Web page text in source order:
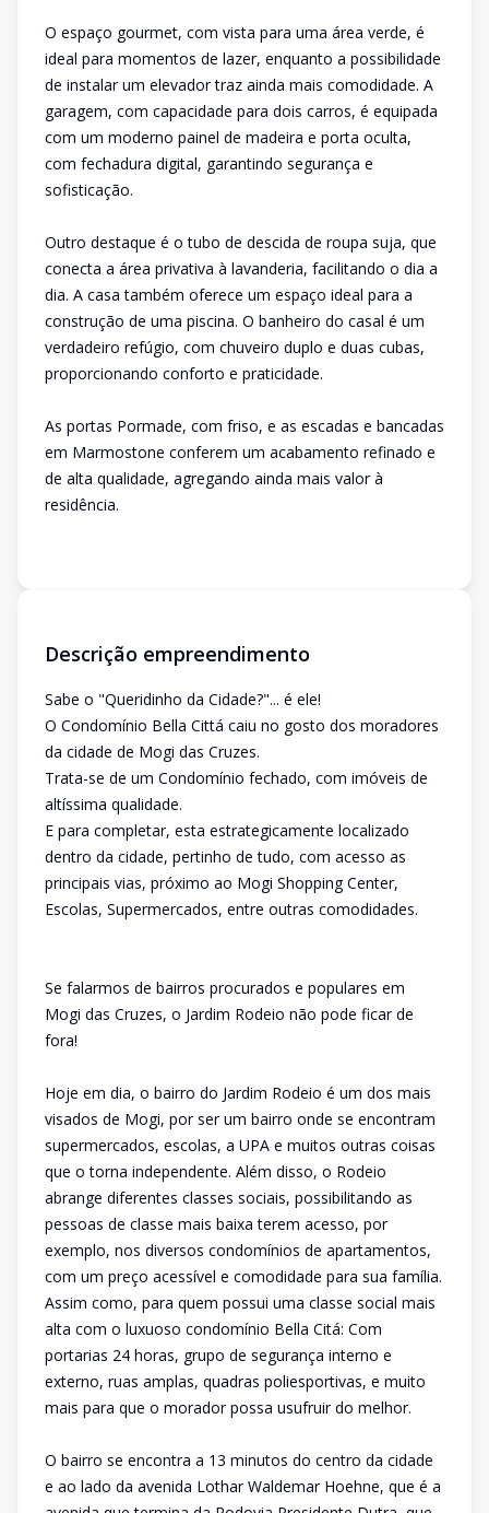
O espaço gourmet, com vista para uma área verde, é
ideal para momentos de lazer, enquanto a possibilidade
de instalar um elevador traz ainda mais comodidade. A
garagem, com capacidade para dois carros, é equipada
com um moderno painel de madeira e porta oculta,
com fechadura digital, garantindo segurança e
sofisticação.
Outro destaque é o tubo de descida de roupa suja, que
conecta a área privativa à lavanderia, facilitando o dia a
dia. A casa também oferece um espaço ideal para a
construção de uma piscina. O banheiro do casal é um
verdadeiro refúgio, com chuveiro duplo e duas cubas,
proporcionando conforto e praticidade.
As portas Pormade, com friso, e as escadas e bancadas
em Marmostone conferem um acabamento refinado e
de alta qualidade, agregando ainda mais valor à
residência.
Descrição empreendimento
Sabe o "Queridinho da Cidade?"... é ele!
O Condomínio Bella Cittá caiu no gosto dos moradores
da cidade de Mogi das Cruzes.
Trata-se de um Condomínio fechado, com imóveis de
altíssima qualidade.
E para completar, esta estrategicamente localizado
dentro da cidade, pertinho de tudo, com acesso as
principais vias, próximo ao Mogi Shopping Center,
Escolas, Supermercados, entre outras comodidades.
Se falarmos de bairros procurados e populares em
Mogi das Cruzes, o Jardim Rodeio não pode ficar de
fora!
Hoje em dia, o bairro do Jardim Rodeio é um dos mais
visados de Mogi, por ser um bairro onde se encontram
supermercados, escolas, a UPA e muitos outras coisas
que o torna independente. Além disso, o Rodeio
abrange diferentes classes sociais, possibilitando as
pessoas de classe mais baixa terem acesso, por
exemplo, nos diversos condomínios de apartamentos,
com um preço acessível e comodidade para sua família.
Assim como, para quem possui uma classe social mais
alta com o luxuoso condomínio Bella Citá: Com
portarias 24 horas, grupo de segurança interno e
externo, ruas amplas, quadras poliesportivas, e muito
mais para que o morador possa usufruir do melhor.
O bairro se encontra a 13 minutos do centro da cidade
e ao lado da avenida Lothar Waldemar Hoehne, que é a